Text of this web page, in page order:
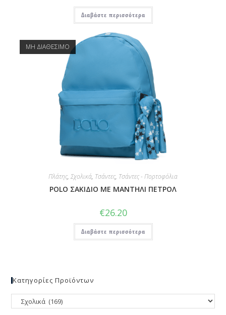
Διαβάστε περισσότερα
ΜΗ ΔΙΑΘΕΣΙΜΟ
Πλάτης, Σχολικά, Τσάντες, Τσάντες - Πορτοφόλια
POLO ΣΑΚΙΔΙΟ ΜΕ ΜΑΝΤΗΛΙ ΠΕΤΡΟΛ
€26.20
Διαβάστε περισσότερα
Κατηγορίες Προϊόντων